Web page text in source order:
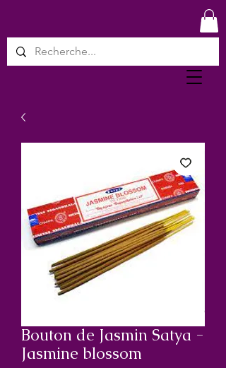
Bouton de Jasmin Satya -
Jasmine blossom